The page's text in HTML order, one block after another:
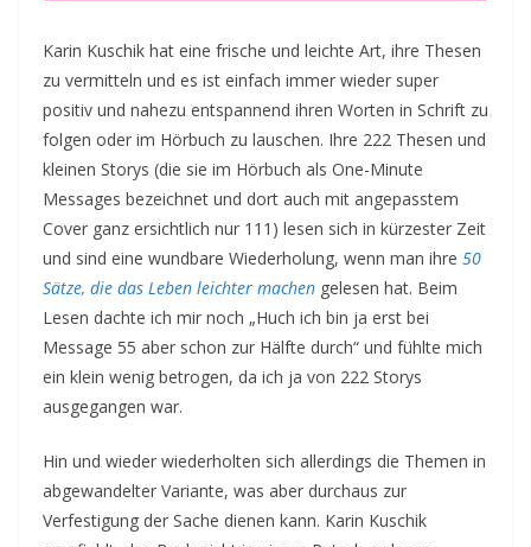
Karin Kuschik hat eine frische und leichte Art, ihre Thesen
zu vermitteln und es ist einfach immer wieder super
positiv und nahezu entspannend ihren Worten in Schrift zu
folgen oder im Hörbuch zu lauschen. Ihre 222 Thesen und
kleinen Storys (die sie im Hörbuch als One-Minute
Messages bezeichnet und dort auch mit angepasstem
Cover ganz ersichtlich nur 111) lesen sich in kürzester Zeit
und sind eine wundbare Wiederholung, wenn man ihre 50
Sätze, die das Leben leichter machen gelesen hat. Beim
Lesen dachte ich mir noch „Huch ich bin ja erst bei
Message 55 aber schon zur Hälfte durch“ und fühlte mich
ein klein wenig betrogen, da ich ja von 222 Storys
ausgegangen war.
Hin und wieder wiederholten sich allerdings die Themen in
abgewandelter Variante, was aber durchaus zur
Verfestigung der Sache dienen kann. Karin Kuschik